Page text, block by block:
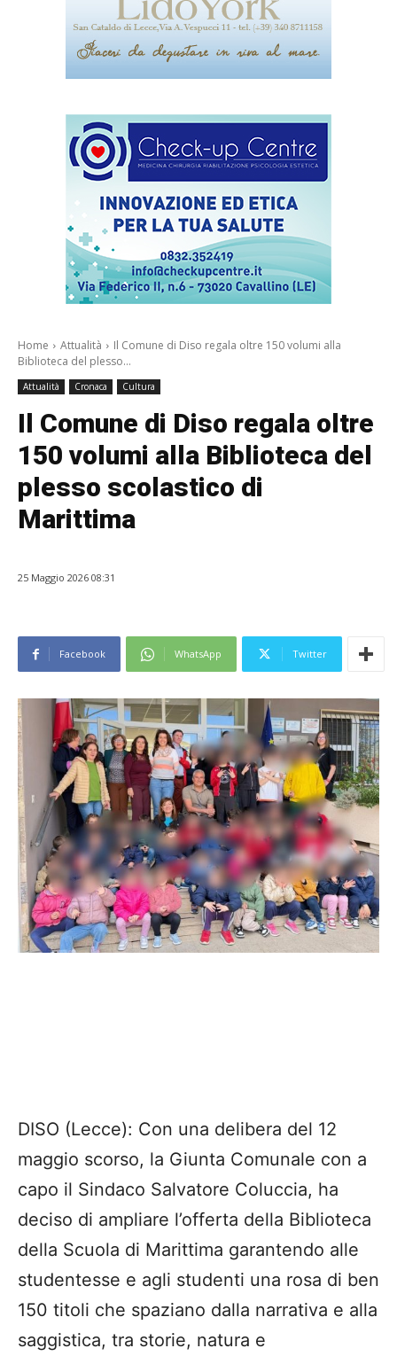
Home Attualità
Il Comune di Diso regala oltre 150 volumi alla
Biblioteca del plesso...
Attualità Cronaca Cultura
Il Comune di Diso regala oltre
150 volumi alla Biblioteca del
plesso scolastico di
Marittima
25 Maggio 2026 08:31
Facebook WhatsApp Twitter
DISO (Lecce): Con una delibera del 12
maggio scorso, la Giunta Comunale con a
capo il Sindaco Salvatore Coluccia, ha
deciso di ampliare l’offerta della Biblioteca
della Scuola di Marittima garantendo alle
studentesse e agli studenti una rosa di ben
150 titoli che spaziano dalla narrativa e alla
saggistica, tra storie, natura e